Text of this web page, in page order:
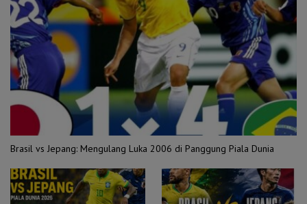
Brasil vs Jepang: Mengulang Luka 2006 di Panggung Piala Dunia